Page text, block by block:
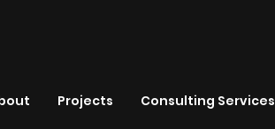
Projects Consulting Services